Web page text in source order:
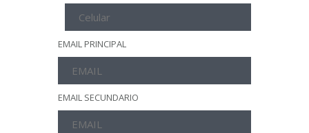
EMAIL PRINCIPAL
EMAIL SECUNDARIO